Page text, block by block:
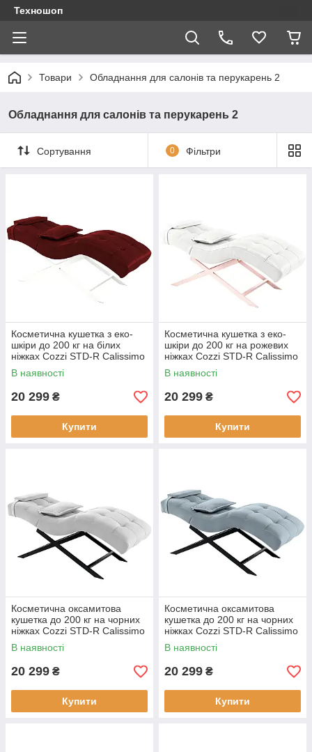
Техношоп
Товари Обладнання для салонів та перукарень 2
Обладнання для салонів та перукарень 2
Сортування 0 Фільтри
Косметична кушетка з еко-
шкіри до 200 кг на білих
ніжках Cozzi STD-R Calissimo
для нарощування вій
Бордова
В наявності
20 299 ₴
Купити
Косметична кушетка з еко-
шкіри до 200 кг на рожевих
ніжках Cozzi STD-R Calissimo
для нарощування вій Біла
В наявності
20 299 ₴
Купити
Косметична оксамитова
кушетка до 200 кг на чорних
ніжках Cozzi STD-R Calissimo
для нарощування вій Біла
В наявності
20 299 ₴
Купити
Косметична оксамитова
кушетка до 200 кг на чорних
ніжках Cozzi STD-R Calissimo
для нарощування вій Сіро-
блакитна
В наявності
20 299 ₴
Купити